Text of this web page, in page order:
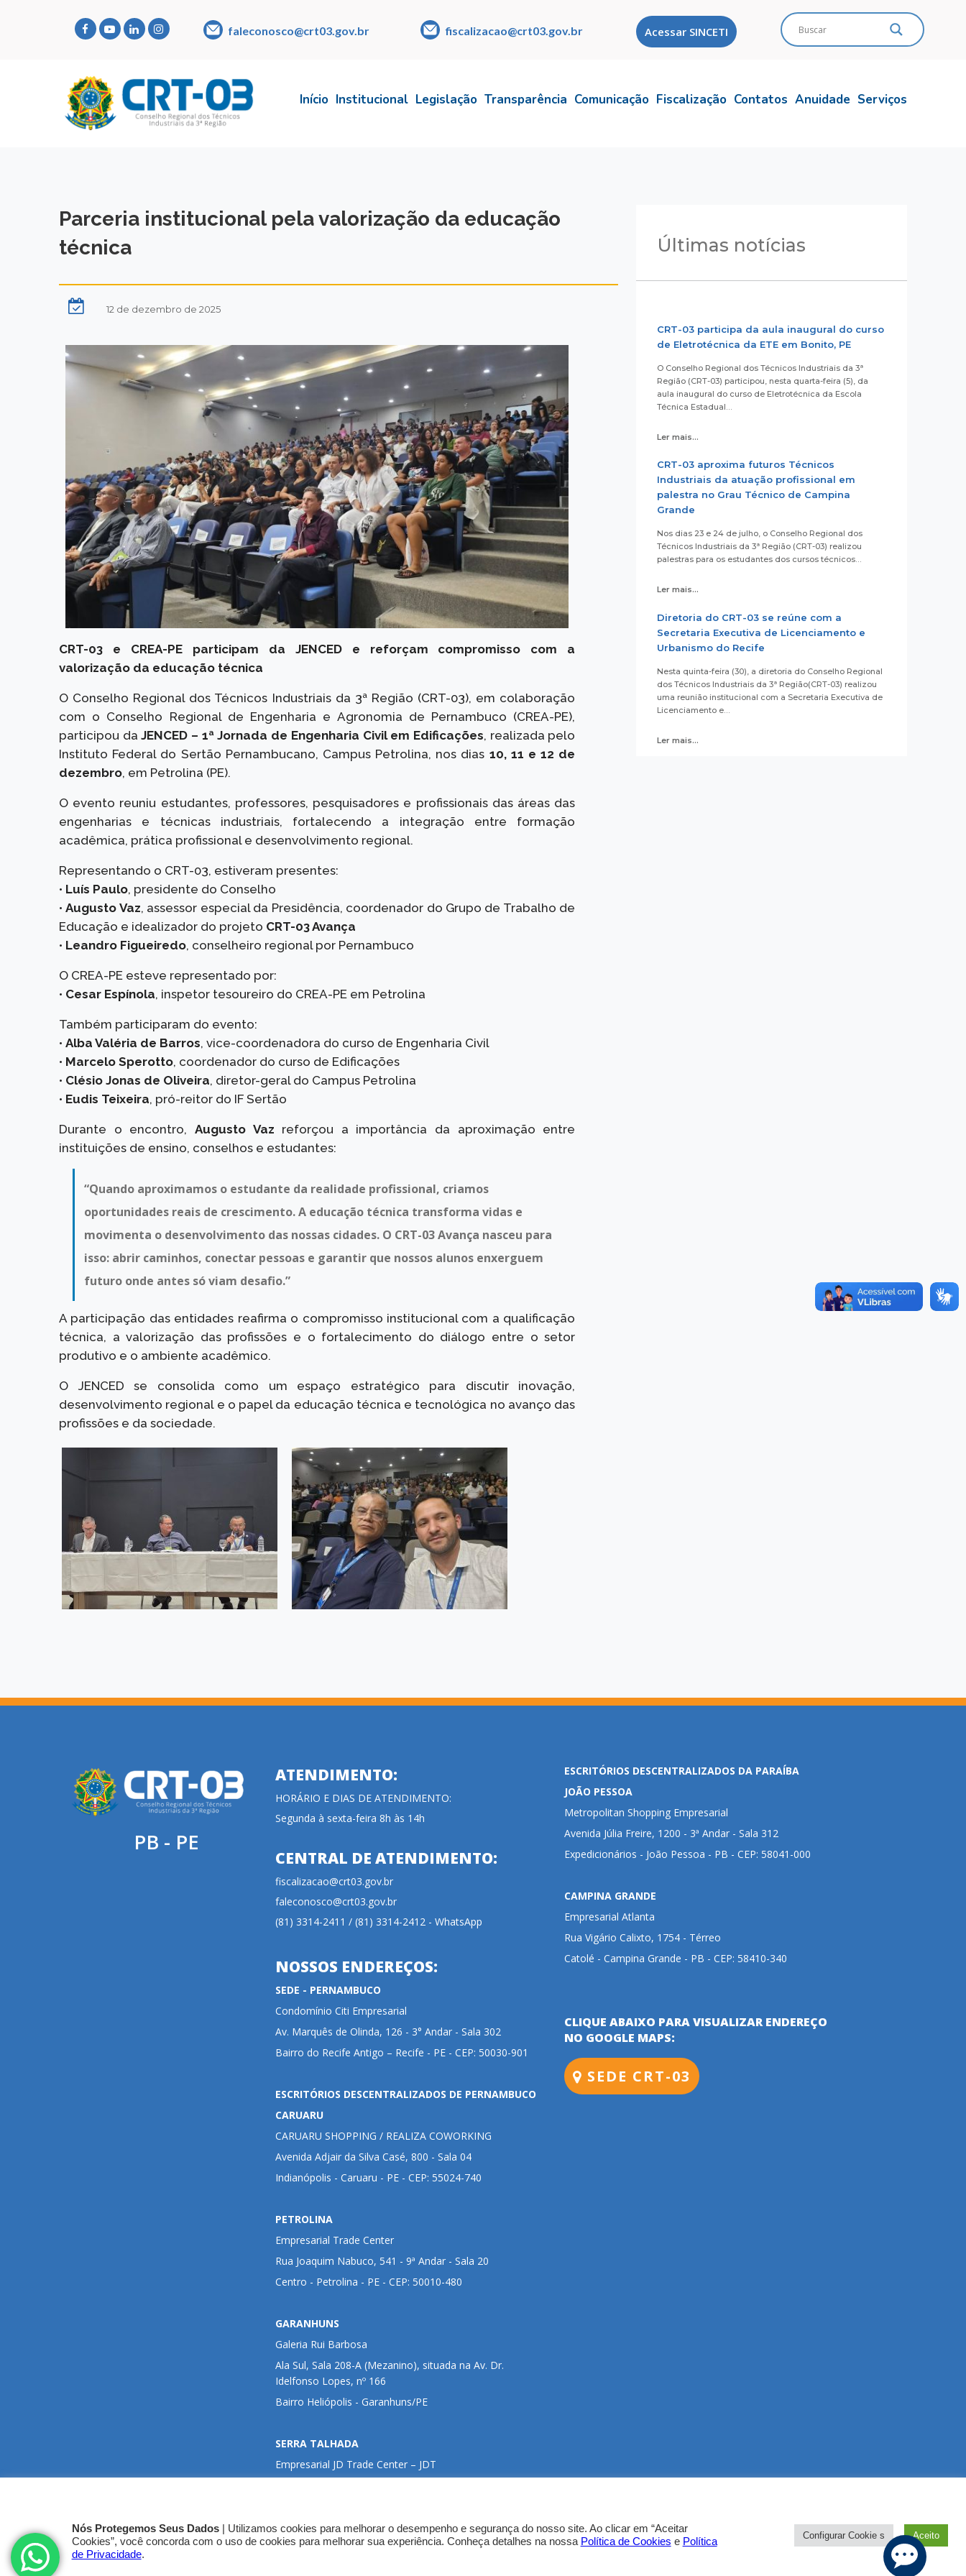
faleconosco@crt03.gov.br fiscalizacao@crt03.gov.br Acessar SINCETI
Início Institucional Legislação Transparência Comunicação Fiscalização Contatos Anuidade Serviços
Parceria institucional pela valorização da educação
técnica
12 de dezembro de 2025
CRT-03 e CREA-PE participam da JENCED e reforçam compromisso com a
valorização da educação técnica
O Conselho Regional dos Técnicos Industriais da 3ª Região (CRT-03), em colaboração
com o Conselho Regional de Engenharia e Agronomia de Pernambuco (CREA-PE),
participou daJENCED – 1ª Jornada de Engenharia Civil em Edificações, realizada pelo
Instituto Federal do Sertão Pernambucano, Campus Petrolina, nos dias 10, 11 e 12 de
dezembro, em Petrolina (PE).
O evento reuniu estudantes, professores, pesquisadores e profissionais das áreas das
engenharias e técnicas industriais, fortalecendo a integração entre formação
acadêmica, prática profissional e desenvolvimento regional.
Representando o CRT-03, estiveram presentes:
• Luís Paulo, presidente do Conselho
•Augusto Vaz, assessor especial da Presidência, coordenador do Grupo de Trabalho de
Educação e idealizador do projeto CRT-03 Avança
• Leandro Figueiredo, conselheiro regional por Pernambuco
O CREA-PE esteve representado por:
• Cesar Espínola, inspetor tesoureiro do CREA-PE em Petrolina
Também participaram do evento:
• Alba Valéria de Barros, vice-coordenadora do curso de Engenharia Civil
• Marcelo Sperotto, coordenador do curso de Edificações
• Clésio Jonas de Oliveira, diretor-geral do Campus Petrolina
• Eudis Teixeira, pró-reitor do IF Sertão
Durante o encontro, Augusto Vaz reforçou a importância da aproximação entre
instituições de ensino, conselhos e estudantes:
“Quando aproximamos o estudante da realidade profissional, criamos
oportunidades reais de crescimento. A educação técnica transforma vidas e
movimenta o desenvolvimento das nossas cidades. O CRT-03 Avança nasceu para
isso: abrir caminhos, conectar pessoas e garantir que nossos alunos enxerguem
futuro onde antes só viam desafio.”
A participação das entidades reafirma o compromisso institucional com a qualificação
técnica, a valorização das profissões e o fortalecimento do diálogo entre o setor
produtivo e o ambiente acadêmico.
O JENCED se consolida como um espaço estratégico para discutir inovação,
desenvolvimento regional e o papel da educação técnica e tecnológica no avanço das
profissões e da sociedade.
Últimas notícias
CRT-03 participa da aula inaugural do curso
de Eletrotécnica da ETE em Bonito, PE
O Conselho Regional dos Técnicos Industriais da 3ª
Região (CRT-03) participou, nesta quarta-feira (5), da
aula inaugural do curso de Eletrotécnica da Escola
Técnica Estadual…
Ler mais...
CRT-03 aproxima futuros Técnicos
Industriais da atuação profissional em
palestra no Grau Técnico de Campina
Grande
Nos dias 23 e 24 de julho, o Conselho Regional dos
Técnicos Industriais da 3ª Região (CRT-03) realizou
palestras para os estudantes dos cursos técnicos…
Ler mais...
Diretoria do CRT-03 se reúne com a
Secretaria Executiva de Licenciamento e
Urbanismo do Recife
Nesta quinta-feira (30), a diretoria do Conselho Regional
dos Técnicos Industriais da 3ª Região(CRT-03) realizou
uma reunião institucional com a Secretaria Executiva de
Licenciamento e…
Ler mais...
PB - PE
ATENDIMENTO:
HORÁRIO E DIAS DE ATENDIMENTO:
Segunda à sexta-feira 8h às 14h
CENTRAL DE ATENDIMENTO:
fiscalizacao@crt03.gov.br
faleconosco@crt03.gov.br
(81) 3314-2411 / (81) 3314-2412 - WhatsApp
NOSSOS ENDEREÇOS:
SEDE - PERNAMBUCO
Condomínio Citi Empresarial
Av. Marquês de Olinda, 126 - 3° Andar - Sala 302
Bairro do Recife Antigo – Recife - PE - CEP: 50030-901
ESCRITÓRIOS DESCENTRALIZADOS DE PERNAMBUCO
CARUARU
CARUARU SHOPPING / REALIZA COWORKING
Avenida Adjair da Silva Casé, 800 - Sala 04
Indianópolis - Caruaru - PE - CEP: 55024-740
PETROLINA
Empresarial Trade Center
Rua Joaquim Nabuco, 541 - 9ª Andar - Sala 20
Centro - Petrolina - PE - CEP: 50010-480
GARANHUNS
Galeria Rui Barbosa
Ala Sul, Sala 208-A (Mezanino), situada na Av. Dr.
Idelfonso Lopes, nº 166
Bairro Heliópolis - Garanhuns/PE
SERRA TALHADA
Empresarial JD Trade Center – JDT
da Penha – Serra Talhada/PE
ESCRITÓRIOS DESCENTRALIZADOS DA PARAÍBA
JOÃO PESSOA
Metropolitan Shopping Empresarial
Avenida Júlia Freire, 1200 - 3ª Andar - Sala 312
Expedicionários - João Pessoa - PB - CEP: 58041-000
CAMPINA GRANDE
Empresarial Atlanta
Rua Vigário Calixto, 1754 - Térreo
Catolé - Campina Grande - PB - CEP: 58410-340
CLIQUE ABAIXO PARA VISUALIZAR ENDEREÇO
NO GOOGLE MAPS:
SEDE CRT-03
Nós Protegemos Seus Dados| Utilizamos cookies para melhorar o desempenho e segurança do nosso site. Ao clicar em “Aceitar
Cookies”, você concorda com o uso de cookies para melhorar sua experiência. Conheça detalhes na nossa Política de Cookies e Política
de Privacidade.
Configurar Cookie s Aceito